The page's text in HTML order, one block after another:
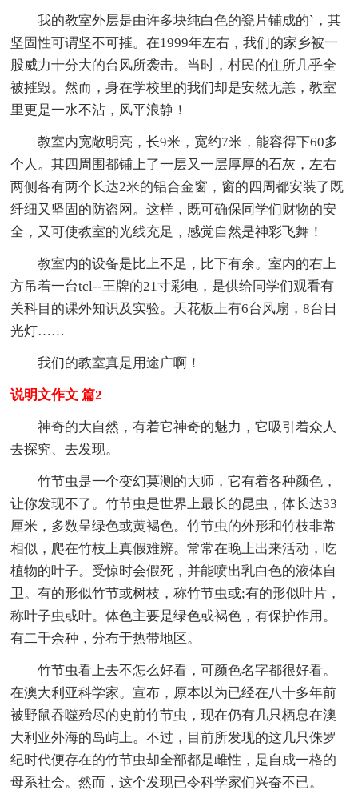
我的教室外层是由许多块纯白色的瓷片铺成的`，其
坚固性可谓坚不可摧。在1999年左右，我们的家乡被一
股威力十分大的台风所袭击。当时，村民的住所几乎全
被摧毁。然而，身在学校里的我们却是安然无恙，教室
里更是一水不沾，风平浪静！
教室内宽敞明亮，长9米，宽约7米，能容得下60多
个人。其四周围都铺上了一层又一层厚厚的石灰，左右
两侧各有两个长达2米的铝合金窗，窗的四周都安装了既
纤细又坚固的防盗网。这样，既可确保同学们财物的安
全，又可使教室的光线充足，感觉自然是神彩飞舞！
教室内的设备是比上不足，比下有余。室内的右上
方吊着一台tcl--王牌的21寸彩电，是供给同学们观看有
关科目的课外知识及实验。天花板上有6台风扇，8台日
光灯……
我们的教室真是用途广啊！
说明文作文 篇2
神奇的大自然，有着它神奇的魅力，它吸引着众人
去探究、去发现。
竹节虫是一个变幻莫测的大师，它有着各种颜色，
让你发现不了。竹节虫是世界上最长的昆虫，体长达33
厘米，多数呈绿色或黄褐色。竹节虫的外形和竹枝非常
相似，爬在竹枝上真假难辨。常常在晚上出来活动，吃
植物的叶子。受惊时会假死，并能喷出乳白色的液体自
卫。有的形似竹节或树枝，称竹节虫或;有的形似叶片，
称叶子虫或叶。体色主要是绿色或褐色，有保护作用。
有二千余种，分布于热带地区。
竹节虫看上去不怎么好看，可颜色名字都很好看。
在澳大利亚科学家。宣布，原本以为已经在八十多年前
被野鼠吞噬殆尽的史前竹节虫，现在仍有几只栖息在澳
大利亚外海的岛屿上。不过，目前所发现的这几只侏罗
纪时代便存在的竹节虫却全部都是雌性，是自成一格的
母系社会。然而，这个发现已令科学家们兴奋不已。